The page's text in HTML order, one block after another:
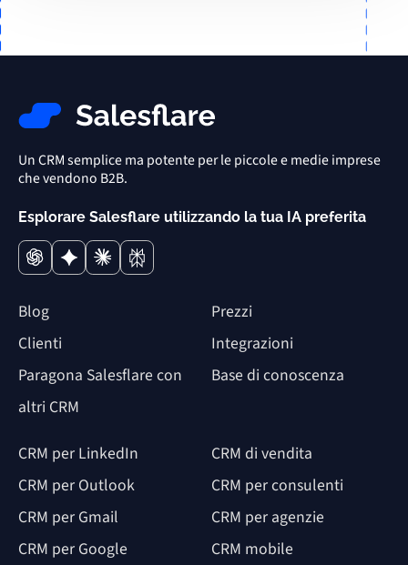
Un CRM semplice ma potente per le piccole e medie imprese
che vendono B2B.
Esplorare Salesflare utilizzando la tua IA preferita
Blog
Prezzi
Clienti
Integrazioni
Paragona Salesflare con
altri CRM
Base di conoscenza
CRM per LinkedIn
CRM per Outlook
CRM per Gmail
CRM per Google
CRM di vendita
CRM per consulenti
CRM per agenzie
CRM mobile